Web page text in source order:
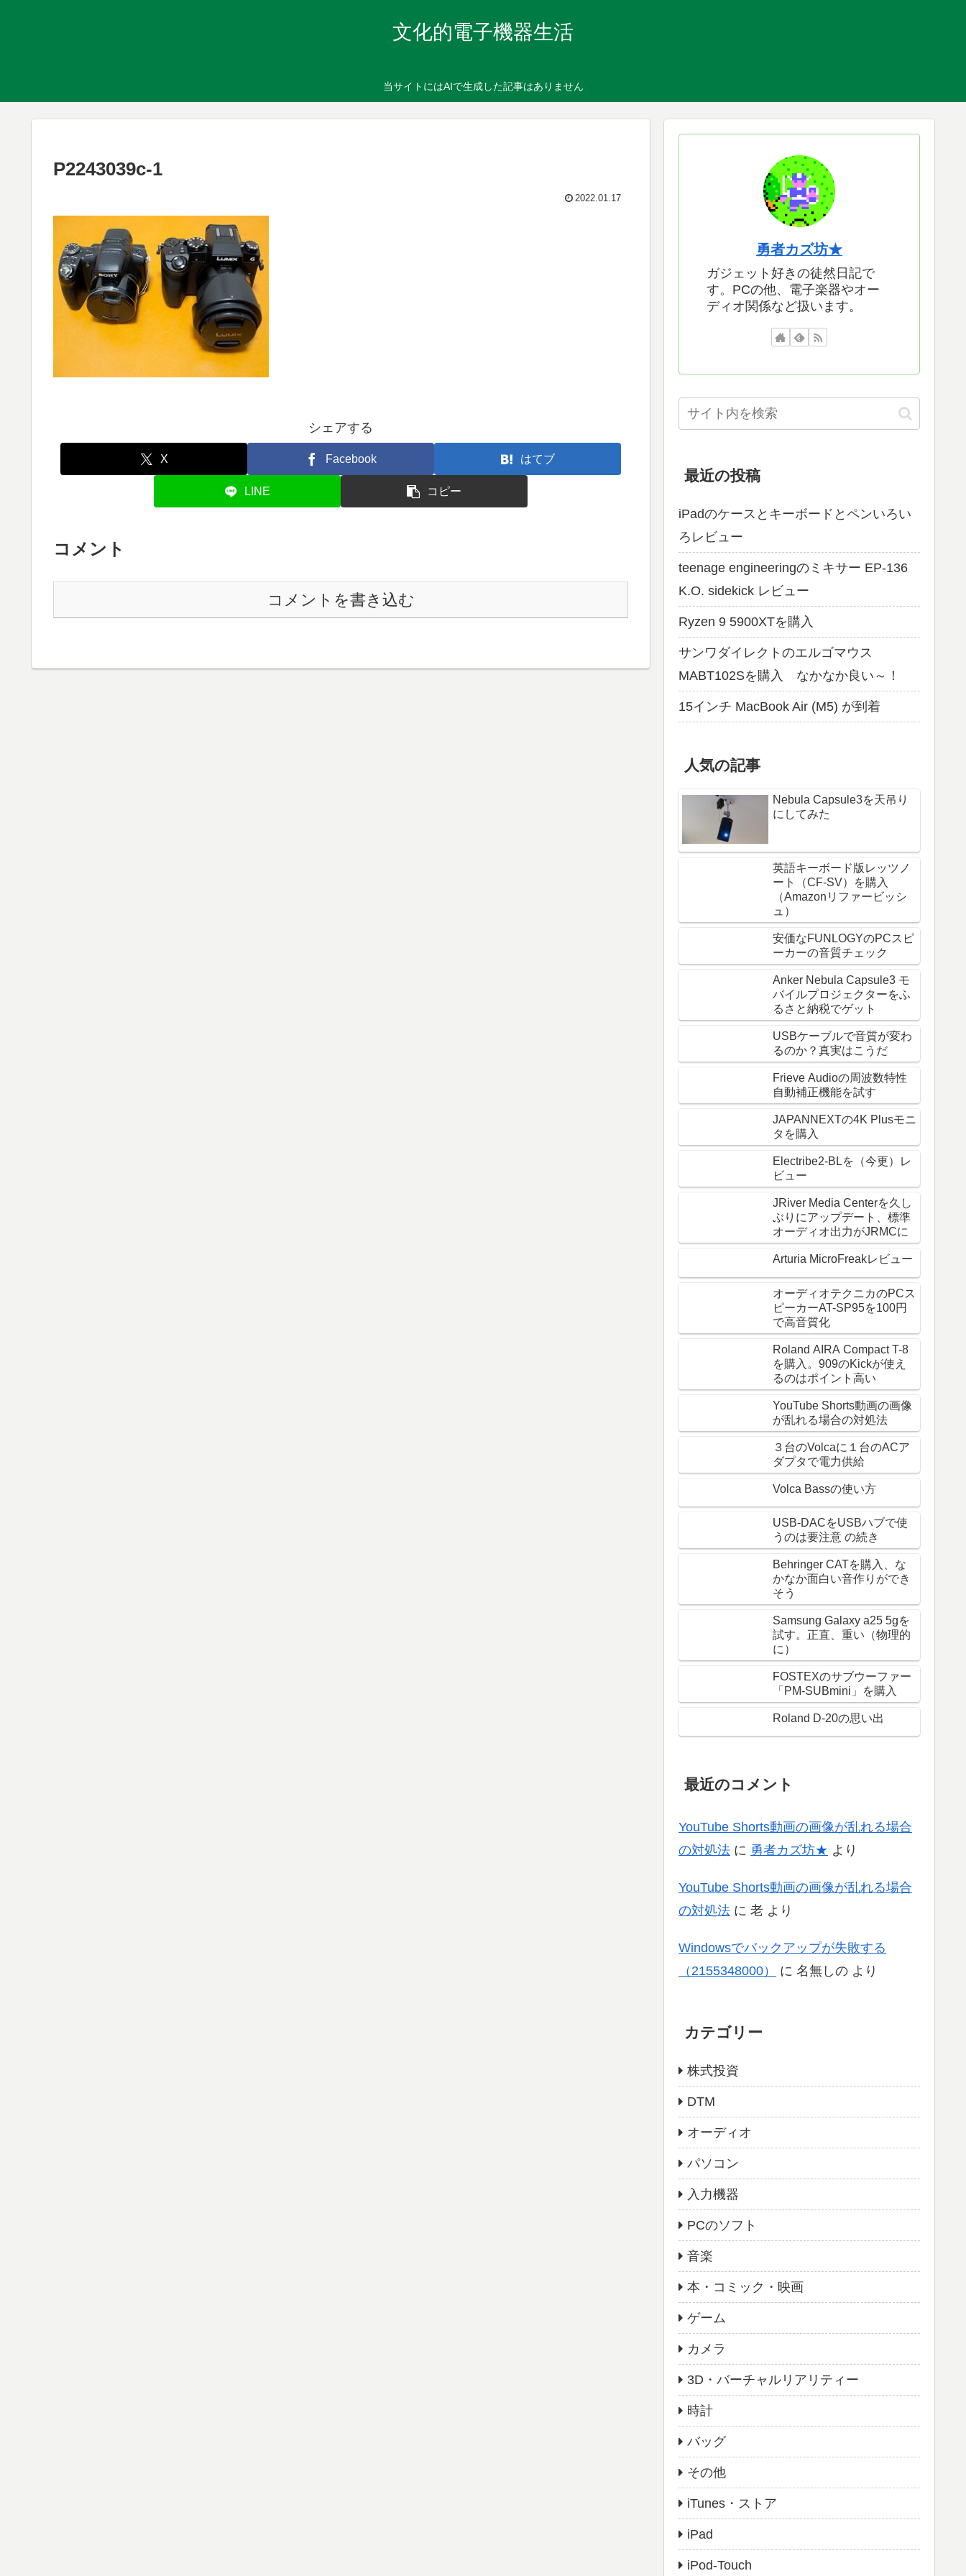
文化的電子機器生活
当サイトにはAIで生成した記事はありません
P2243039c-1
2022.01.17
シェアする
X Facebook はてブ
LINE コピー
コメント
コメントを書き込む
勇者カズ坊★
ガジェット好きの徒然日記で
す。PCの他、電子楽器やオー
ディオ関係など扱います。
最近の投稿
iPadのケースとキーボードとペンいろい
ろレビュー
teenage engineeringのミキサー EP-136
K.O. sidekick レビュー
Ryzen 9 5900XTを購入
サンワダイレクトのエルゴマウス
MABT102Sを購入 なかなか良い～！
15インチ MacBook Air (M5) が到着
人気の記事
Nebula Capsule3を天吊り
にしてみた
英語キーボード版レッツノ
ート（CF-SV）を購入
（Amazonリファービッシ
ュ）
安価なFUNLOGYのPCスピ
ーカーの音質チェック
Anker Nebula Capsule3 モ
バイルプロジェクターをふ
るさと納税でゲット
USBケーブルで音質が変わ
るのか？真実はこうだ
Frieve Audioの周波数特性
自動補正機能を試す
JAPANNEXTの4K Plusモニ
タを購入
Electribe2-BLを（今更）レ
ビュー
JRiver Media Centerを久し
ぶりにアップデート、標準
オーディオ出力がJRMCに
Arturia MicroFreakレビュー
オーディオテクニカのPCス
ピーカーAT-SP95を100円
で高音質化
Roland AIRA Compact T-8
を購入。909のKickが使え
るのはポイント高い
YouTube Shorts動画の画像
が乱れる場合の対処法
３台のVolcaに１台のACア
ダプタで電力供給
Volca Bassの使い方
USB-DACをUSBハブで使
うのは要注意 の続き
Behringer CATを購入、な
かなか面白い音作りができ
そう
Samsung Galaxy a25 5gを
試す。正直、重い（物理的
に）
FOSTEXのサブウーファー
「PM-SUBmini」を購入
Roland D-20の思い出
最近のコメント
YouTube Shorts動画の画像が乱れる場合
の対処法 に 勇者カズ坊★ より
YouTube Shorts動画の画像が乱れる場合
の対処法 に 老 より
Windowsでバックアップが失敗する
（2155348000）
に 名無しの より
カテゴリー
株式投資
DTM
オーディオ
パソコン
入力機器
PCのソフト
音楽
本・コミック・映画
ゲーム
カメラ
3D・バーチャルリアリティー
時計
バッグ
その他
iTunes・ストア
iPad
iPod-Touch